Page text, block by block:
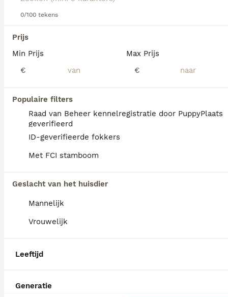
0/100 tekens
Prijs
Min Prijs
€
Max Prijs
€
Populaire filters
Raad van Beheer kennelregistratie door PuppyPlaats
geverifieerd
ID-geverifieerde fokkers
Met FCI stamboom
Geslacht van het huisdier
Mannelijk
Vrouwelijk
Leeftijd
Generatie
We hebben 0 Polski Owczarek Nizinny Pups
Als je toekomstige resultaten wil zien voor deze
exacte zoekopdracht, sla dan je zoekopdracht op en
FAQ's
nizinny?
De aanschaf van een Polski Owczarek
Nizinny pup bij een geregistreerde fokker in
Polen vraagt doorgaans een aanzienlijke
owczarka nizinnego?